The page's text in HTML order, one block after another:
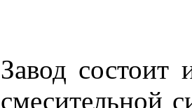
Завод состоит
смесительной